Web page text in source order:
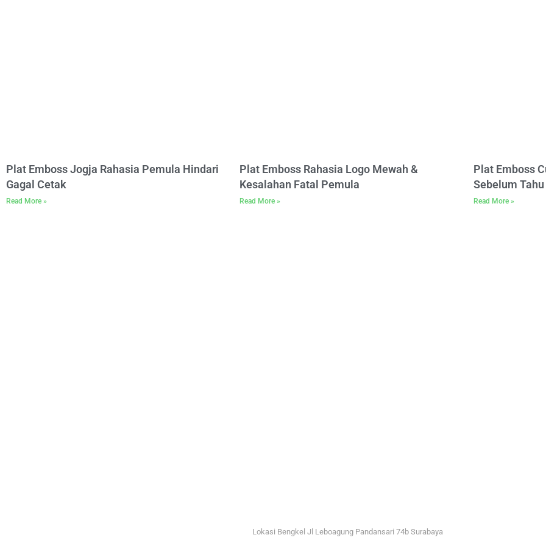
Plat Emboss Jogja Rahasia Pemula Hindari
Gagal Cetak
Read More »
Plat Emboss Rahasia Logo Mewah &
Kesalahan Fatal Pemula
Read More »
Plat Emboss
Sebelum
Read More »
Lokasi Bengkel Jl Leboagung Pandansari 74b Surabaya